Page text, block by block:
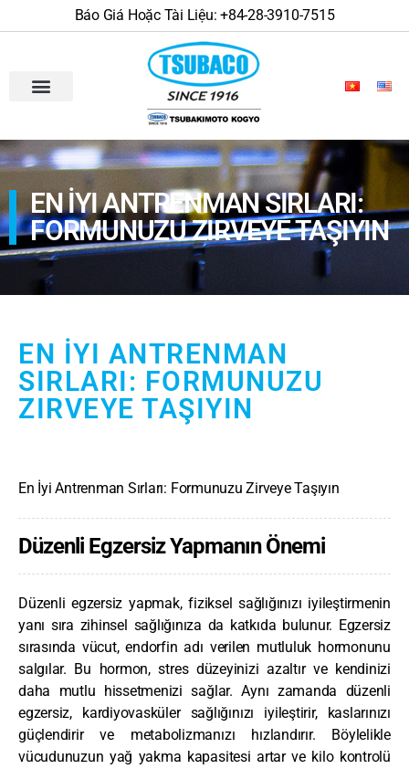
Báo Giá Hoặc Tài Liệu: +84-28-3910-7515
EN İYI ANTRENMAN SIRLARI:
FORMUNUZU ZIRVEYE TAŞIYIN
EN İYI ANTRENMAN
SIRLARI: FORMUNUZU
ZIRVEYE TAŞIYIN
En İyi Antrenman Sırları: Formunuzu Zirveye Taşıyın
Düzenli Egzersiz Yapmanın Önemi
Düzenli egzersiz yapmak, fiziksel sağlığınızı iyileştirmenin
yanı sıra zihinsel sağlığınıza da katkıda bulunur. Egzersiz
sırasında vücut, endorfin adı verilen mutluluk hormonunu
salgılar. Bu hormon, stres düzeyinizi azaltır ve kendinizi
daha mutlu hissetmenizi sağlar. Aynı zamanda düzenli
egzersiz, kardiyovasküler sağlığınızı iyileştirir, kaslarınızı
güçlendirir ve metabolizmanızı hızlandırır. Böylelikle
vücudunuzun yağ yakma kapasitesi artar ve kilo kontrolü